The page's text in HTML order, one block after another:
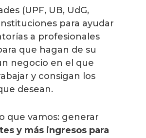
(UPF, UB, UdG,
para ayudar
a profesionales
que hagan de su
negocio en el que
y consigan los
desean.
que vamos: generar
y más ingresos para